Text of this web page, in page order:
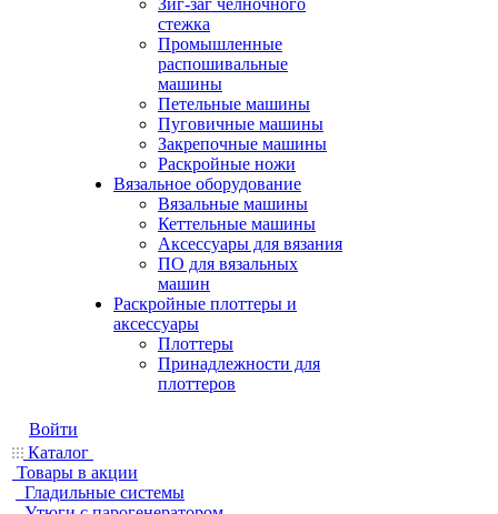
Зиг-заг челночного
стежка
Промышленные
распошивальные
машины
Петельные машины
Пуговичные машины
Закрепочные машины
Раскройные ножи
Вязальное оборудование
Вязальные машины
Кеттельные машины
Аксессуары для вязания
ПО для вязальных
машин
Раскройные плоттеры и
аксессуары
Плоттеры
Принадлежности для
плоттеров
Войти
Каталог
Товары в акции
Гладильные системы